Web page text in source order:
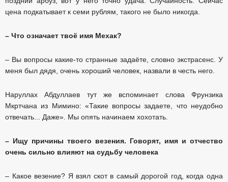
цена подкатывает к семи рублям, такого не было никогда.
– Что означает твоё имя Мехак?
– Вы вопросы какие-то странные задаёте, словно экстрасенс. У
меня был дядя, очень хороший человек, назвали в честь него.
Наруллах Абдуллаев тут же вспоминает слова Фрунзика
Мкртчана из Мимино: «Такие вопросы задаете, что неудобно
отвечать... Даже». Мы опять начинаем хохотать.
– Ищу причины твоего везения. Говорят, имя и отчество
очень сильно влияют на судьбу человека
– Какое везение? Я взял скот в самый дорогой год, когда одна